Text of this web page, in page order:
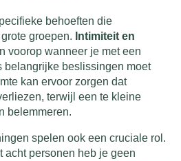
behoeften die
groepen. Intimiteit en
voorop wanneer je met een
belangrijke beslissingen moet
kan ervoor zorgen dat
terwijl een te kleine
belemmeren.
spelen ook een cruciale rol.
acht personen heb je geen